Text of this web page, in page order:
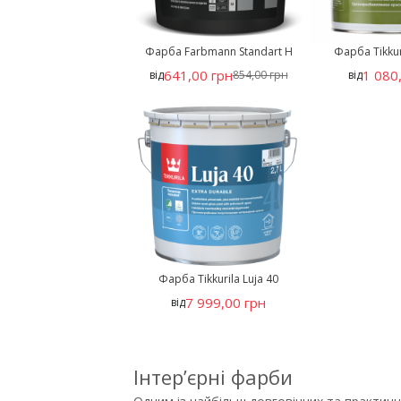
Фарба Farbmann Standart H
від641,00 грн854,00 грн
Фарба
від1
Фарба Tikkurila Luja 40
від7 999,00 грн
Інтер’єрні фарби